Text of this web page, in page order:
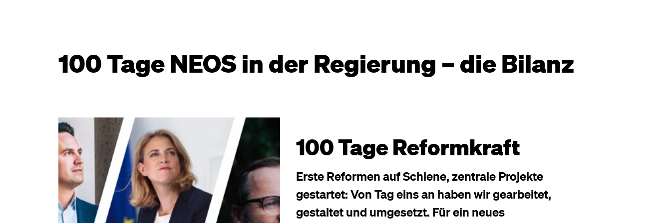
100 Tage NEOS in der Regierung – die Bilanz
100 Tage Reformkraft
Erste Reformen auf Schiene, zentrale Projekte
gestartet: Von Tag eins an haben wir gearbeitet,
gestaltet und umgesetzt. Für ein neues